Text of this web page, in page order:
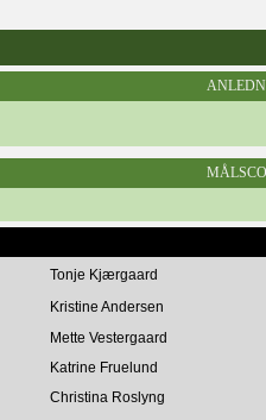
Tonje Kjærgaard
Kristine Andersen
Mette Vestergaard
Katrine Fruelund
Christina Roslyng